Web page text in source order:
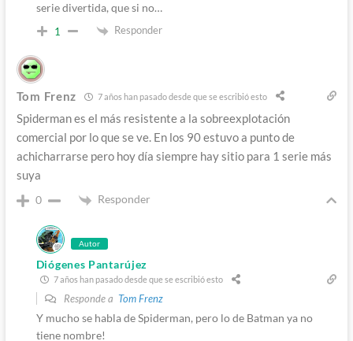
serie divertida, que si no…
1 Responder
Tom Frenz 7 años han pasado desde que se escribió esto
Spiderman es el más resistente a la sobreexplotación
comercial por lo que se ve. En los 90 estuvo a punto de
achicharrarse pero hoy día siempre hay sitio para 1 serie más
suya
0 Responder
Autor
Diógenes Pantarújez
7 años han pasado desde que se escribió esto
Responde a Tom Frenz
Y mucho se habla de Spiderman, pero lo de Batman ya no
tiene nombre!